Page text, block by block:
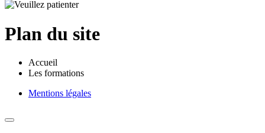
Plan du site
Accueil
Les formations
Mentions légales